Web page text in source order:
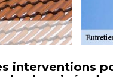
interventions